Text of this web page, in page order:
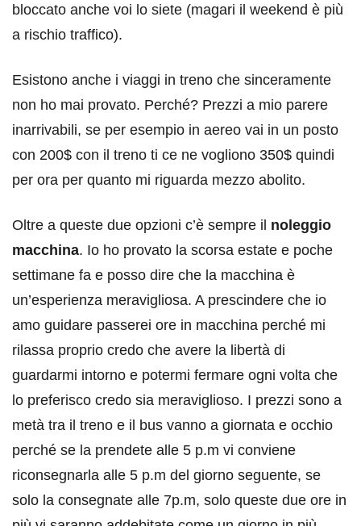
bloccato anche voi lo siete (magari il weekend è più
a rischio traffico).
Esistono anche i viaggi in treno che sinceramente
non ho mai provato. Perché? Prezzi a mio parere
inarrivabili, se per esempio in aereo vai in un posto
con 200$ con il treno ti ce ne vogliono 350$ quindi
per ora per quanto mi riguarda mezzo abolito.
Oltre a queste due opzioni c’è sempre il noleggio
macchina. Io ho provato la scorsa estate e poche
settimane fa e posso dire che la macchina è
un’esperienza meravigliosa. A prescindere che io
amo guidare passerei ore in macchina perché mi
rilassa proprio credo che avere la libertà di
guardarmi intorno e potermi fermare ogni volta che
lo preferisco credo sia meraviglioso. I prezzi sono a
metà tra il treno e il bus vanno a giornata e occhio
perché se la prendete alle 5 p.m vi conviene
riconsegnarla alle 5 p.m del giorno seguente, se
solo la consegnate alle 7p.m, solo queste due ore in